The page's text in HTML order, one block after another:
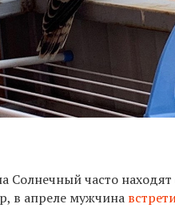
часто находят
в апреле мужчина